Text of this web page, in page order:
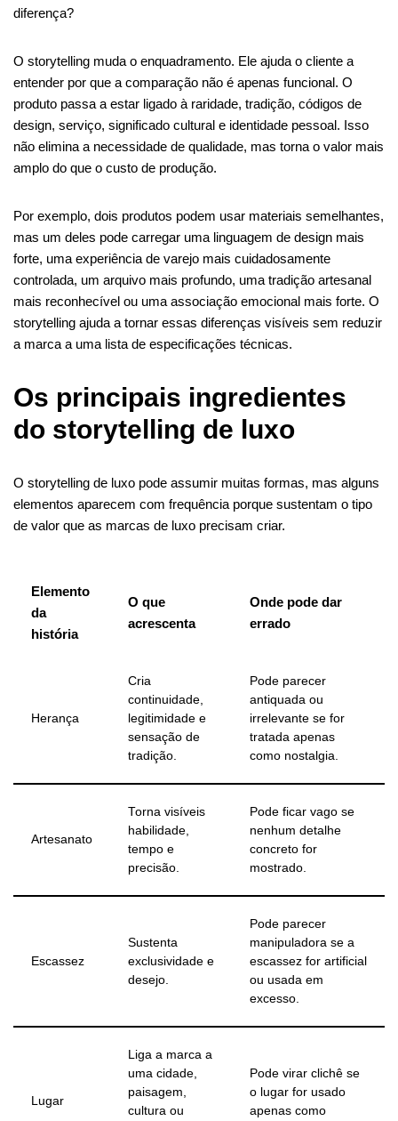
diferença?
O storytelling muda o enquadramento. Ele ajuda o cliente a
entender por que a comparação não é apenas funcional. O
produto passa a estar ligado à raridade, tradição, códigos de
design, serviço, significado cultural e identidade pessoal. Isso
não elimina a necessidade de qualidade, mas torna o valor mais
amplo do que o custo de produção.
Por exemplo, dois produtos podem usar materiais semelhantes,
mas um deles pode carregar uma linguagem de design mais
forte, uma experiência de varejo mais cuidadosamente
controlada, um arquivo mais profundo, uma tradição artesanal
mais reconhecível ou uma associação emocional mais forte. O
storytelling ajuda a tornar essas diferenças visíveis sem reduzir
a marca a uma lista de especificações técnicas.
Os principais ingredientes
do storytelling de luxo
O storytelling de luxo pode assumir muitas formas, mas alguns
elementos aparecem com frequência porque sustentam o tipo
de valor que as marcas de luxo precisam criar.
Elemento
da
história
O que
acrescenta
Onde pode dar
errado
Herança
Cria
continuidade,
legitimidade e
sensação de
tradição.
Pode parecer
antiquada ou
irrelevante se for
tratada apenas
como nostalgia.
Artesanato
Torna visíveis
habilidade,
tempo e
precisão.
Pode ficar vago se
nenhum detalhe
concreto for
mostrado.
Escassez
Sustenta
exclusividade e
desejo.
Pode parecer
manipuladora se a
escassez for artificial
ou usada em
excesso.
Lugar
Liga a marca a
uma cidade,
paisagem,
cultura ou
Pode virar clichê se
o lugar for usado
apenas como